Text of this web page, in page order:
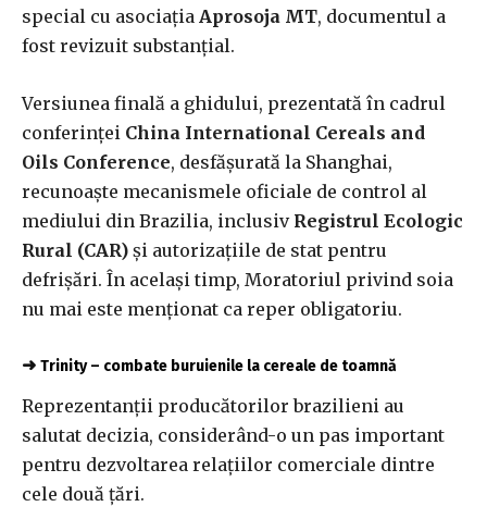
special cu asociația Aprosoja MT, documentul a
fost revizuit substanțial.
Versiunea finală a ghidului, prezentată în cadrul
conferinței China International Cereals and
Oils Conference, desfășurată la Shanghai,
recunoaște mecanismele oficiale de control al
mediului din Brazilia, inclusiv Registrul Ecologic
Rural (CAR) și autorizațiile de stat pentru
defrișări. În același timp, Moratoriul privind soia
nu mai este menționat ca reper obligatoriu.
➜ Trinity – combate buruienile la cereale de toamnă
Reprezentanții producătorilor brazilieni au
salutat decizia, considerând-o un pas important
pentru dezvoltarea relațiilor comerciale dintre
cele două țări.